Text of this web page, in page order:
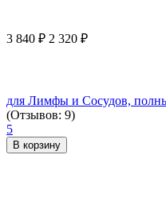
3 840 ₽ 2 320 ₽
для Лимфы и Сосудов,
(Отзывов: 9)
5
В корзину